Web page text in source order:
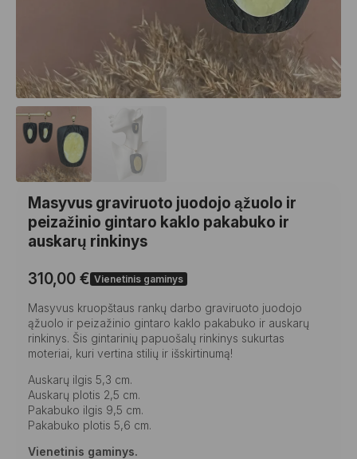
Masyvus graviruoto juodojo ąžuolo ir
peizažinio gintaro kaklo pakabuko ir
auskarų rinkinys
310,00 € Vienetinis gaminys
Masyvus kruopštaus rankų darbo graviruoto juodojo
ąžuolo ir peizažinio gintaro kaklo pakabuko ir auskarų
rinkinys. Šis gintarinių papuošalų rinkinys sukurtas
moteriai, kuri vertina stilių ir išskirtinumą!
Auskarų ilgis 5,3 cm.
Auskarų plotis 2,5 cm.
Pakabuko ilgis 9,5 cm.
Pakabuko plotis 5,6 cm.
Vienetinis gaminys.